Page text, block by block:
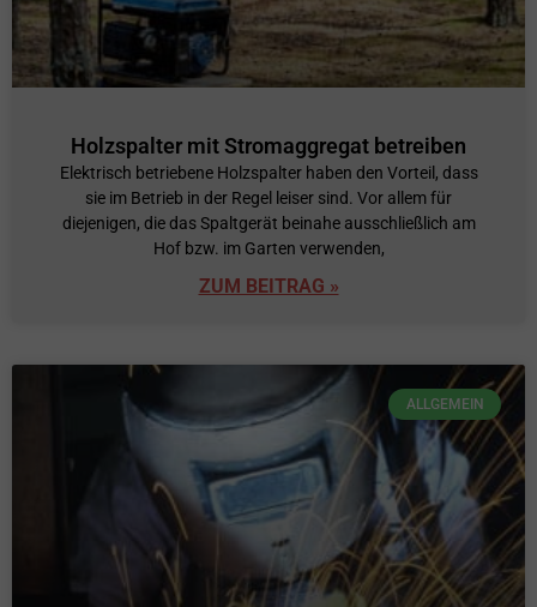
Holzspalter mit Stromaggregat betreiben
Elektrisch betriebene Holzspalter haben den Vorteil, dass
sie im Betrieb in der Regel leiser sind. Vor allem für
diejenigen, die das Spaltgerät beinahe ausschließlich am
Hof bzw. im Garten verwenden,
ZUM BEITRAG »
ALLGEMEIN